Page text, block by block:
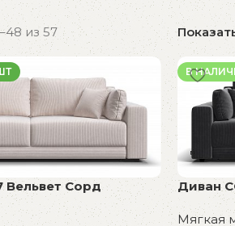
из 57
Сорд
В
Диван
Мягкая